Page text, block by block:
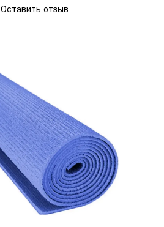
Оставить отзыв